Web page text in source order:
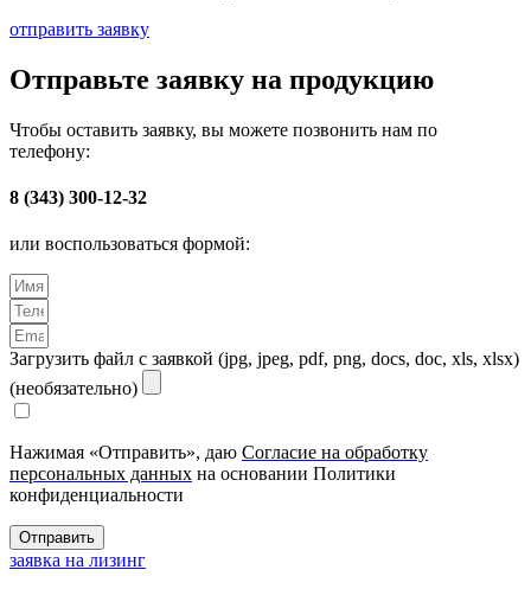
отправить заявку
Отправьте заявку на продукцию
Чтобы оставить заявку, вы можете позвонить нам по
телефону:
8 (343) 300-12-32
или воспользоваться формой:
Загрузить файл с заявкой (jpg, jpeg, pdf, png, docs, doc, xls, xlsx)
(необязательно)
Нажимая «Отправить», даю Согласие на обработку
персональных данных на основании Политики
конфиденциальности
Отправить
заявка на лизинг